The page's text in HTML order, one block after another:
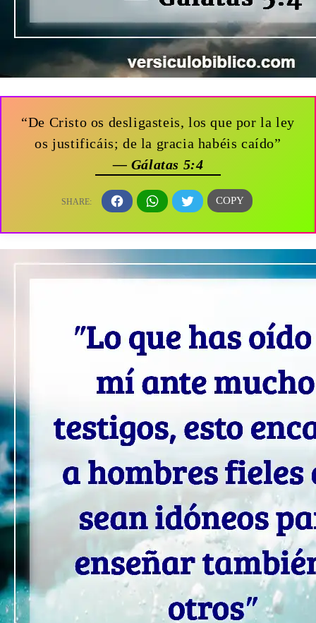
“De Cristo os desligasteis, los que por la ley
os justificáis; de la gracia habéis caído”
— Gálatas 5:4